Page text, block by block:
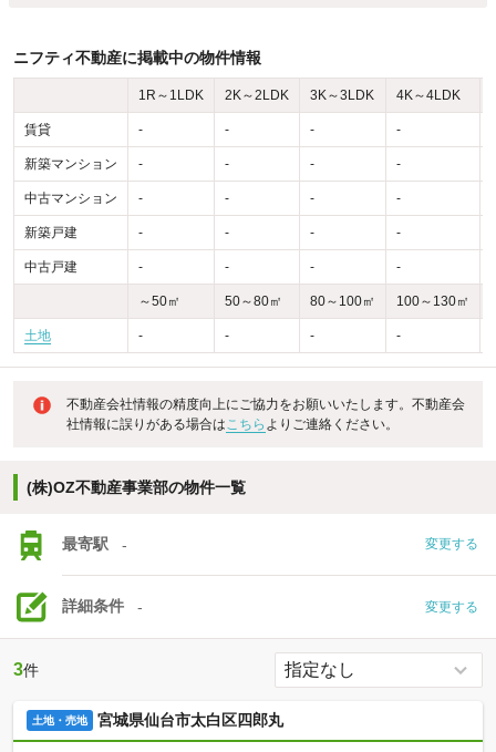
ニフティ不動産に掲載中の物件情報
1R～1LDK 2K～2LDK 3K～3LDK 4K～4LDK
賃貸 - - - -
新築マンション - - - -
中古マンション - - - -
新築戸建 - - - -
中古戸建 - - - -
～50㎡ 50～80㎡ 80～100㎡ 100～130㎡
土地 - - - -
不動産会社情報の精度向上にご協力をお願いいたします。不動産会
社情報に誤りがある場合はこちら よりご連絡ください。
(株)OZ不動産事業部の物件一覧
最寄駅 - 変更する
詳細条件 - 変更する
3件
土地・売地 宮城県仙台市太白区四郎丸